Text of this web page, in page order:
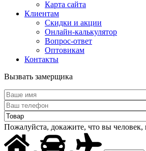
Карта сайта
Клиентам
Скидки и акции
Онлайн-калькулятор
Вопрос-ответ
Оптовикам
Контакты
Вызвать замерщика
Пожалуйста, докажите, что вы человек,